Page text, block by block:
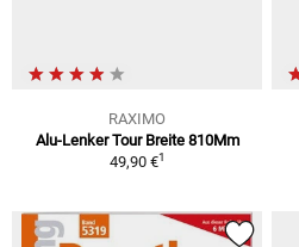
RAXIMO
Alu-Lenker Tour Breite 810Mm
49,90 €1